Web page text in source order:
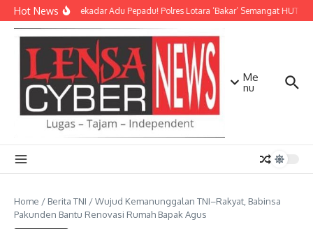
Lewati ke konten
Hot NewsBukan Sekadar Adu Pepadu! Polres Lotara ‘Bakar’ Semangat HUT
Me
nu
Home / Berita TNI /Wujud Kemanunggalan TNI–Rakyat, Babinsa
Pakunden Bantu Renovasi Rumah Bapak Agus